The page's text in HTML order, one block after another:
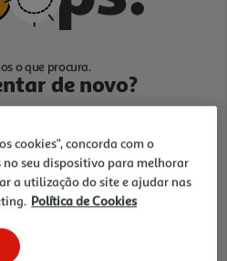
o que procura.
de novo?
cookies", concorda com o
seu dispositivo para melhorar
a utilização do site e ajudar nas
Política de Cookies